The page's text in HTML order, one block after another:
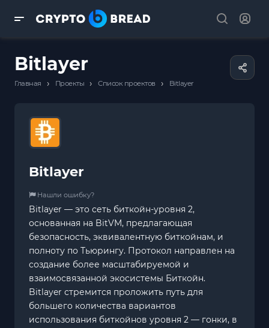
Bitlayer
Главная › Проекты › Список проектов › Bitlayer
Bitlayer
Нашли ошибку?
Bitlayer — это сеть биткойн-уровня 2,
основанная на BitVM, предлагающая
безопасность, эквивалентную биткойнам, и
полноту по Тьюрингу. Протокол направлен на
создание более масштабируемой и
взаимосвязанной экосистемы Биткойн.
Bitlayer стремится проложить путь для
большего количества вариантов
использования биткойнов уровня 2 — гонки, в